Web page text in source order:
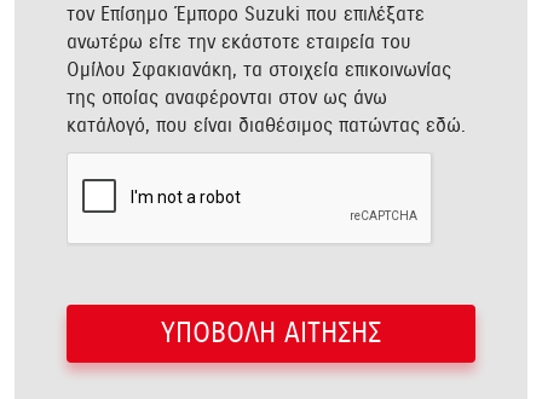
τον Επίσημο Έμπορο Suzuki που επιλέξατε
ανωτέρω είτε την εκάστοτε εταιρεία του
Ομίλου Σφακιανάκη, τα στοιχεία επικοινωνίας
της οποίας αναφέρονται στον ως άνω
κατάλογό, που είναι διαθέσιμος πατώντας εδώ.
ΥΠΟΒΟΛΗ ΑΙΤΗΣΗΣ